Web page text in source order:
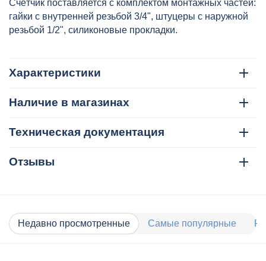
Счётчик поставляется с комплектом монтажных частей:
гайки с внутренней резьбой 3/4", штуцеры с наружной
резьбой 1/2", силиконовые прокладки.
Характеристики
Наличие в магазинах
Техническая документация
Отзывы
Недавно просмотренные Самые популярные